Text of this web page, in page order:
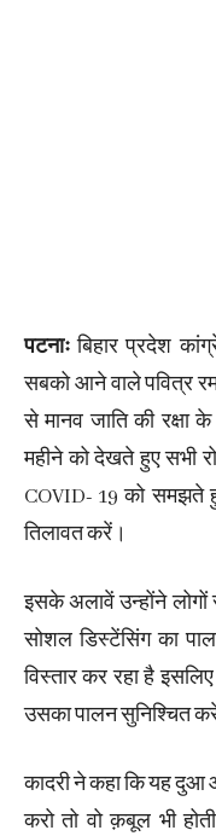
पटनाः बिहार प्रदेश
सबको आने वाले पवित्र
से मानव जाति की
महीने को देखते हुए सभी
COVID- 19 को समझते
तिलावत करें।
इसके अलावें उन्होंने
सोशल डिस्टेंसिंग का
विस्तार कर रहा है
उसका पालन सुनिश्चित
कादरी ने कहा कि यह दुआ
करो तो वो क़बूल भी